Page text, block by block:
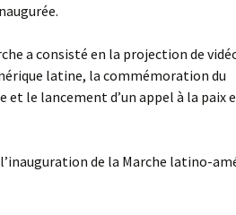
a consisté en la projection de
latine, la commémoration du
et le lancement d’un appel à la paix
de la Marche latino-